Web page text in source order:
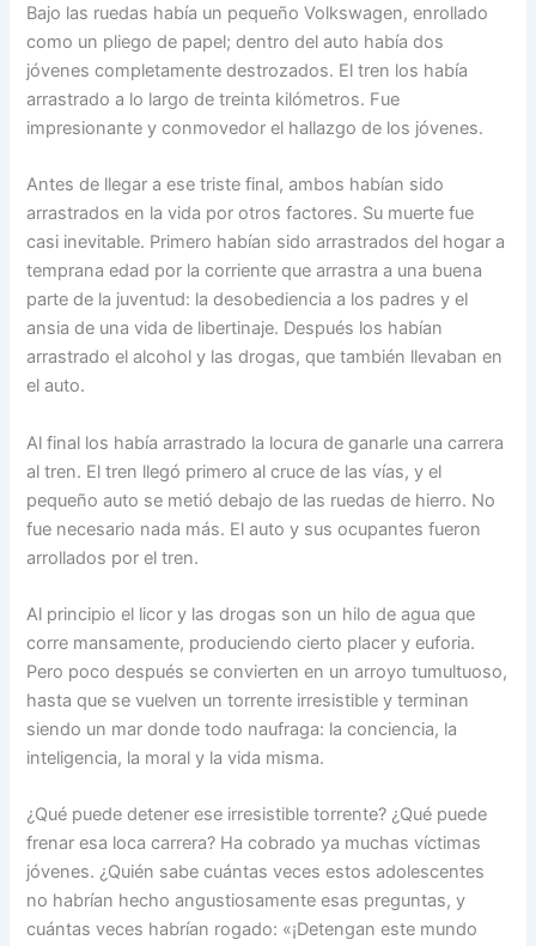
Bajo las ruedas había un pequeño Volkswagen, enrollado
como un pliego de papel; dentro del auto había dos
jóvenes completamente destrozados. El tren los había
arrastrado a lo largo de treinta kilómetros. Fue
impresionante y conmovedor el hallazgo de los jóvenes.
Antes de llegar a ese triste final, ambos habían sido
arrastrados en la vida por otros factores. Su muerte fue
casi inevitable. Primero habían sido arrastrados del hogar a
temprana edad por la corriente que arrastra a una buena
parte de la juventud: la desobediencia a los padres y el
ansia de una vida de libertinaje. Después los habían
arrastrado el alcohol y las drogas, que también llevaban en
el auto.
Al final los había arrastrado la locura de ganarle una carrera
al tren. El tren llegó primero al cruce de las vías, y el
pequeño auto se metió debajo de las ruedas de hierro. No
fue necesario nada más. El auto y sus ocupantes fueron
arrollados por el tren.
Al principio el licor y las drogas son un hilo de agua que
corre mansamente, produciendo cierto placer y euforia.
Pero poco después se convierten en un arroyo tumultuoso,
hasta que se vuelven un torrente irresistible y terminan
siendo un mar donde todo naufraga: la conciencia, la
inteligencia, la moral y la vida misma.
¿Qué puede detener ese irresistible torrente? ¿Qué puede
frenar esa loca carrera? Ha cobrado ya muchas víctimas
jóvenes. ¿Quién sabe cuántas veces estos adolescentes
no habrían hecho angustiosamente esas preguntas, y
cuántas veces habrían rogado: «¡Detengan este mundo